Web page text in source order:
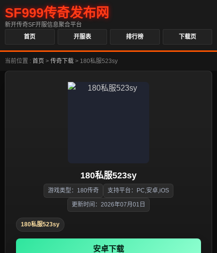
SF999传奇发布网
新开传奇SF开服信息聚合平台
首页
开服表 排行榜 下载页
当前位置 : 首页 > 传奇下载 > 180私服523sy
180私服523sy
游戏类型：180传奇 支持平台：PC,安卓,iOS
更新时间：2026年07月01日
180私服523sy
安卓下载